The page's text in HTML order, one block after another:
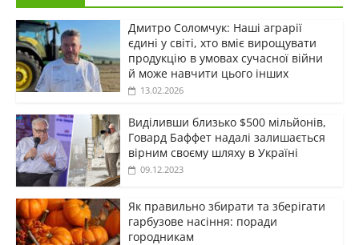
Дмитро Соломчук: Наші аграрії
єдині у світі, хто вміє вирощувати
продукцію в умовах сучасної війни
й може навчити цього інших
13.02.2026
Виділивши близько $500 мільйонів,
Говард Баффет надалі залишається
вірним своєму шляху в Україні
09.12.2023
Як правильно збирати та зберігати
гарбузове насіння: поради
городникам